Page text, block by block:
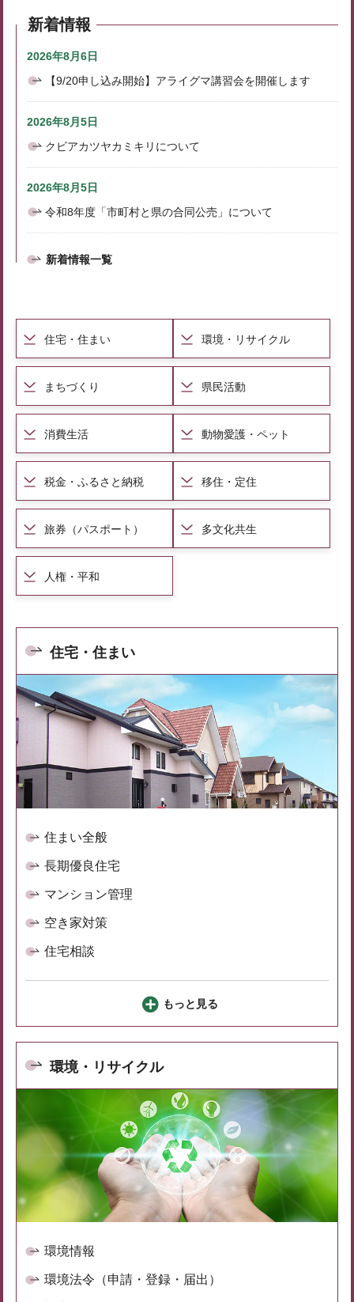
新着情報
2026年8月6日
【9/20申し込み開始】アライグマ講習会を開催します
2026年8月5日
クビアカツヤカミキリについて
2026年8月5日
令和8年度「市町村と県の合同公売」について
新着情報一覧
住宅・住まい 環境・リサイクル
まちづくり 県民活動
消費生活 動物愛護・ペット
税金・ふるさと納税 移住・定住
旅券（パスポート） 多文化共生
人権・平和
住宅・住まい
住まい全般
長期優良住宅
マンション管理
空き家対策
住宅相談
もっと見る
環境・リサイクル
環境情報
環境法令（申請・登録・届出）